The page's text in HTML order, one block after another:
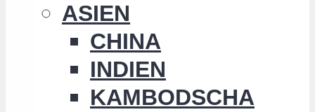
ASIEN
CHINA
INDIEN
KAMBODSCHA